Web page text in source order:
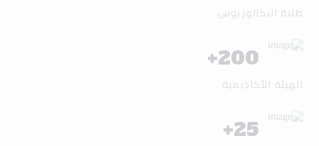
طلبة البكالوريوس
200
+
الهيئة الأكاديمية
25
+